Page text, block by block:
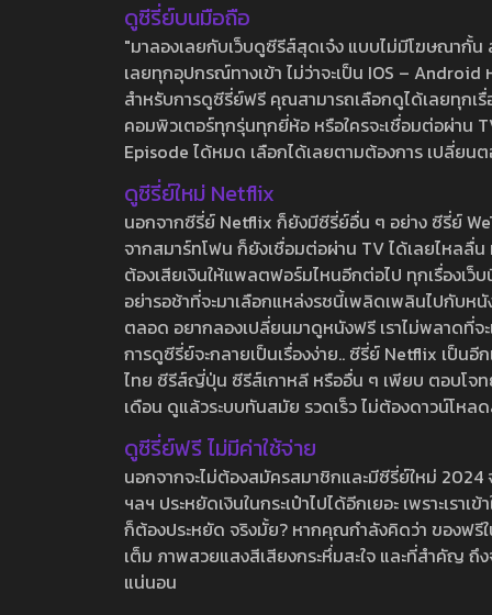
ดูซีรี่ย์บนมือถือ
"มาลองเลยกับเว็บดูซีรีส์สุดเจ๋ง แบบไม่มีโฆษณากั้
เลยทุกอุปกรณ์ทางเข้า ไม่ว่าจะเป็น IOS –
สำหรับการดูซีรี่ย์ฟรี คุณสามารถเลือกดูได้เลยทุกเ
คอมพิวเตอร์ทุกรุ่นทุกยี่ห้อ หรือใครจะเชื่อมต่อผ่าน
Episode ได้หมด เลือกได้เลยตามต้องการ เปลี่ยน
ดูซีรี่ย์ใหม่ Netflix
นอกจากซีรี่ย์ Netflix ก็ยังมีซีรี่ย์อื่น ๆ อย่าง ซีรี่ย์
จากสมาร์ทโฟน ก็ยังเชื่อมต่อผ่าน TV ได้เลยไหลลื่
ต้องเสียเงินให้แพลตฟอร์มไหนอีกต่อไป ทุกเรื่องเว็
อย่ารอช้าที่จะมาเลือกแหล่งรชนี้เพลิดเพลินไปกับห
ตลอด อยากลองเปลี่ยนมาดูหนังฟรี เราไม่พลาดที่
การดูซีรี่ย์จะกลายเป็นเรื่องง่าย.. ซีรี่ย์ Netflix เป็น
ไทย ซีรีส์ญี่ปุ่น ซีรีส์เกาหลี หรืออื่น ๆ เพียบ ตอบโจท
เดือน ดูแล้วระบบทันสมัย รวดเร็ว ไม่ต้องดาวน์โห
ดูซีรี่ย์ฟรี ไม่มีค่าใช้จ่าย
นอกจากจะไม่ต้องสมัครสมาชิกและมีซีรี่ย์ใหม่
ฯลฯ ประหยัดเงินในกระเป๋าไปได้อีกเยอะ เพราะเร
ก็ต้องประหยัด จริงมั้ย? หากคุณกำลังคิดว่า ของฟ
เต็ม ภาพสวยแสงสีเสียงกระหึ่มสะใจ และที่สำคัญ
แน่นอน